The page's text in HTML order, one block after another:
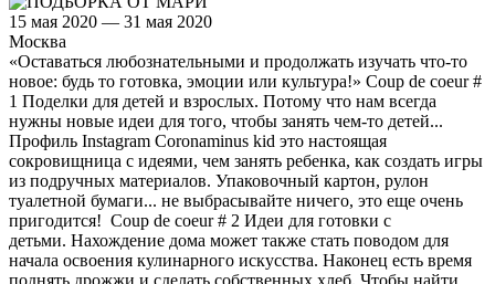
15 мая 2020 — 31 мая 2020
Москва
«Оставаться любознательными и продолжать изучать что-то
новое: будь то готовка, эмоции или культура!» Coup de coeur #
1 Поделки для детей и взрослых. Потому что нам всегда
нужны новые идеи для того, чтобы занять чем-то детей...
Профиль Instagram Coronaminus kid это настоящая
сокровищница с идеями, чем занять ребенка, как создать игры
из подручных материалов. Упаковочный картон, рулон
туалетной бумаги... не выбрасывайте ничего, это еще очень
пригодится! Coup de coeur # 2 Идеи для готовки с
детьми. Нахождение дома может также стать поводом для
начала освоения кулинарного искусства. Наконец есть время
поднять дрожжи и сделать собственных хлеб. Чтобы найти